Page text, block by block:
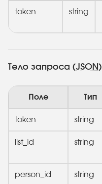
token string
Тело запроса (JSON)
Поле Тип
token string
list_id string
person_id string